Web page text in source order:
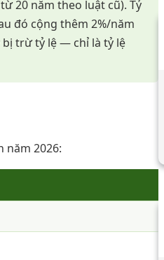
20 năm theo luật cũ). Tỷ
đó cộng thêm 2%/năm
bị trừ tỷ lệ — chỉ là tỷ lệ
năm 2026: